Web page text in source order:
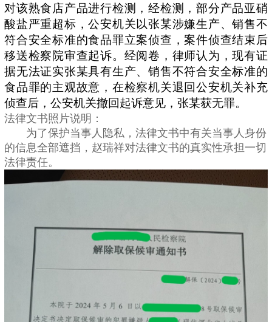
对该熟食店产品进行检测，经检测，部分产品亚硝
酸盐严重超标，公安机关以张某涉嫌生产、销售不
符合安全标准的食品罪立案侦查，案件侦查结束后
移送检察院审查起诉。经阅卷，律师认为，现有证
据无法证实张某具有生产、销售不符合安全标准的
食品罪的主观故意，在检察机关退回公安机关补充
侦查后，公安机关撤回起诉意见，张某获无罪。
法律文书照片说明：
为了保护当事人隐私，法律文书中有关当事人身份
的信息全部遮挡，赵瑞祥对法律文书的真实性承担一切
法律责任。